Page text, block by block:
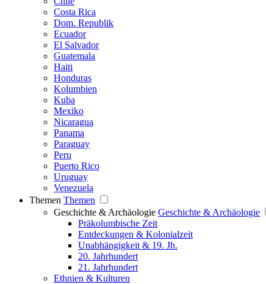
Costa Rica
Dom. Republik
Ecuador
El Salvador
Guatemala
Haiti
Honduras
Kolumbien
Kuba
Mexiko
Nicaragua
Panama
Paraguay
Peru
Puerto Rico
Uruguay
Venezuela
Themen Themen
Geschichte & Archäologie Geschichte & Archäologie
Präkolumbische Zeit
Entdeckungen & Kolonialzeit
Unabhängigkeit & 19. Jh.
20. Jahrhundert
21. Jahrhundert
Ethnien & Kulturen